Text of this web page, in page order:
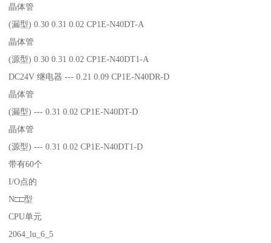
晶体管
(漏型) 0.30 0.31 0.02 CP1E-N40DT-A
晶体管
(源型) 0.30 0.31 0.02 CP1E-N40DT1-A
DC24V 继电器 --- 0.21 0.09 CP1E-N40DR-D
晶体管
(漏型) --- 0.31 0.02 CP1E-N40DT-D
晶体管
(源型) --- 0.31 0.02 CP1E-N40DT1-D
带有60个
I/O点的
N□□型
CPU单元
2064_lu_6_5